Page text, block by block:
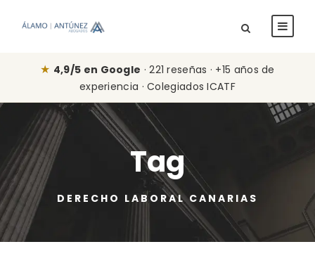
★ 4,9/5 en Google · 221 reseñas · +15 años de
experiencia · Colegiados ICATF
Tag
DERECHO LABORAL CANARIAS